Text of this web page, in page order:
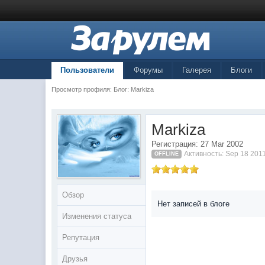
Пользователи Форумы Галерея Блоги
Просмотр профиля: Блог: Markiza
Обзор
Изменения статуса
Репутация
Друзья
Markiza
Регистрация: 27 Mar 2002
OFFLINE Активность: Sep 18
Нет записей в блоге